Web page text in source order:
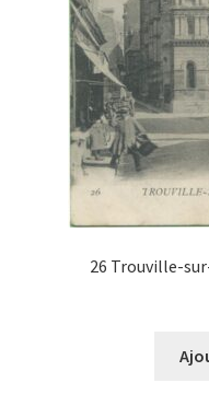
26 Trouville-